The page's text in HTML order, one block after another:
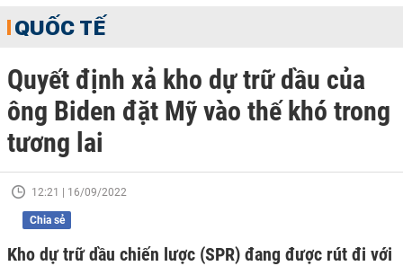
QUỐC TẾ
Quyết định xả kho dự trữ dầu của
ông Biden đặt Mỹ vào thế khó trong
tương lai
12:21 | 16/09/2022
Chia sẻ
Kho dự trữ dầu chiến lược (SPR) đang được rút đi với